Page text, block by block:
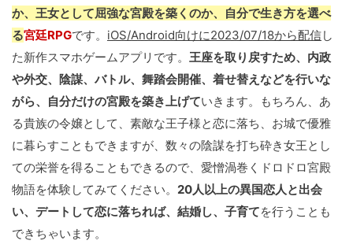
か、王女として屈強な宮殿を築くのか、自分で生き方を選べ
る宮廷RPGです。 iOS/Android向けに2023/07/18から配信し
た新作スマホゲームアプリです。 王座を取り戻すため、内政
や外交、陰謀、バトル、舞踏会開催、着せ替えなどを行いな
がら、自分だけの宮殿を築き上げていきます。もちろん、あ
る貴族の令嬢として、素敵な王子様と恋に落ち、お城で優雅
に暮らすこともできますが、数々の陰謀を打ち砕き女王とし
ての栄誉を得ることもできるので、愛憎渦巻くドロドロ宮殿
物語を体験してみてください。 20人以上の異国恋人と出会
い、デートして恋に落ちれば、結婚し、子育てを行うことも
できちゃいます。